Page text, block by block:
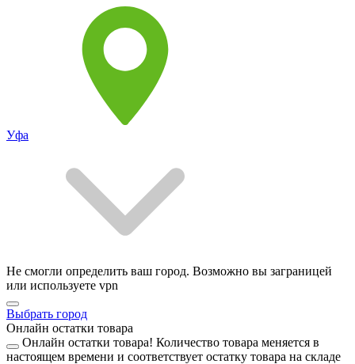
Уфа
Не смогли определить ваш город. Возможно вы заграницей
или используете vpn
Выбрать город
Онлайн остатки товара
Онлайн остатки товара! Количество товара меняется в
настоящем времени и соответствует остатку товара на складе